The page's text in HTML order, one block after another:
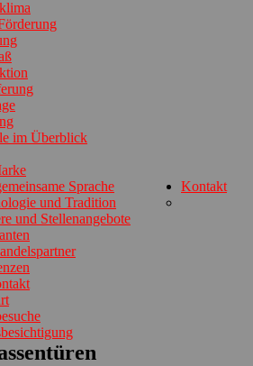
im Überblick
Sprache
und Tradition
und Stellenangebote
Kontakt